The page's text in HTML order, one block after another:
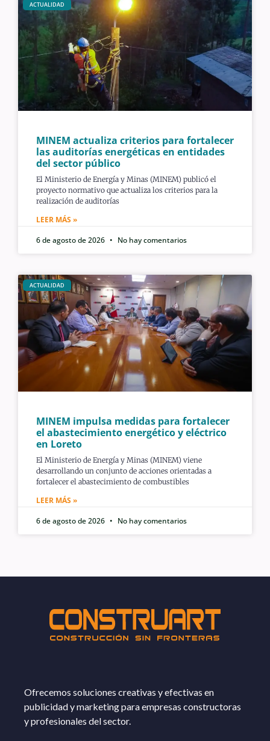
ACTUALIDAD
MINEM actualiza criterios para fortalecer
las auditorías energéticas en entidades
del sector público
El Ministerio de Energía y Minas (MINEM) publicó el
proyecto normativo que actualiza los criterios para la
realización de auditorías
LEER MÁS »
6 de agosto de 2026
No hay comentarios
ACTUALIDAD
MINEM impulsa medidas para fortalecer
el abastecimiento energético y eléctrico
en Loreto
El Ministerio de Energía y Minas (MINEM) viene
desarrollando un conjunto de acciones orientadas a
fortalecer el abastecimiento de combustibles
LEER MÁS »
6 de agosto de 2026
No hay comentarios
Ofrecemos soluciones creativas y efectivas en
publicidad y marketing para empresas constructoras
y profesionales del sector.